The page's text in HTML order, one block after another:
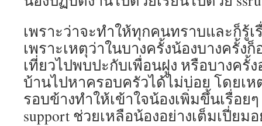
เพราะว่าจะทำให้ทุกคนทราบและก็รู้
เพราะเหตุว่าในบางครั้งน้องบางครั้ง
เที่ยวไปพบปะกับเพื่อนฝูง หรือบางครั้
บ้านไปหาครอบครัวได้ไม่บ่อย โดยเ
รอบข้างทำให้เข้าใจน้องเพิ่มขึ้นเรื่อย
support ช่วยเหลือน้องอย่างเต็มเปี่ยม